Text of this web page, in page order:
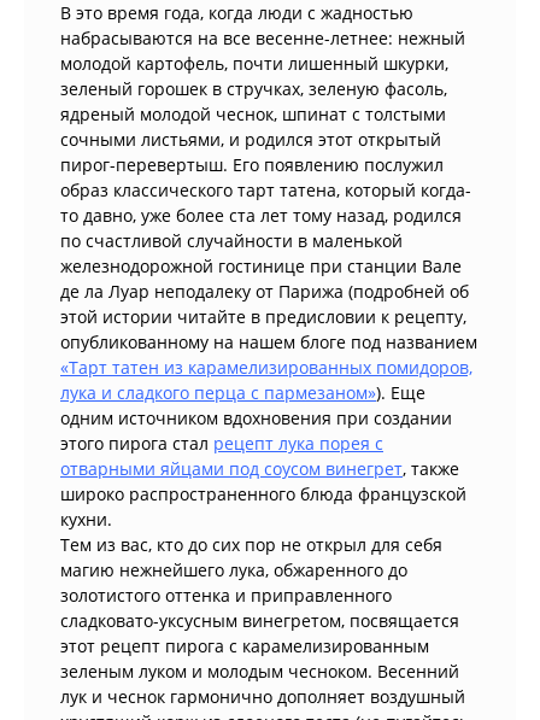
В это время года, когда люди с жадностью
набрасываются на все весенне-летнее: нежный
молодой картофель, почти лишенный шкурки,
зеленый горошек в стручках, зеленую фасоль,
ядреный молодой чеснок, шпинат с толстыми
сочными листьями, и родился этот открытый
пирог-перевертыш. Его появлению послужил
образ классического тарт татена, который когда-
то давно, уже более ста лет тому назад, родился
по счастливой случайности в маленькой
железнодорожной гостинице при станции Вале
де ла Луар неподалеку от Парижа (подробней об
этой истории читайте в предисловии к рецепту,
опубликованному на нашем блоге под названием
«Тарт татен из карамелизированных помидоров,
лука и сладкого перца с пармезаном»). Еще
одним источником вдохновения при создании
этого пирога стал рецепт лука порея с
отварными яйцами под соусом винегрет, также
широко распространенного блюда французской
кухни.
Тем из вас, кто до сих пор не открыл для себя
магию нежнейшего лука, обжаренного до
золотистого оттенка и приправленного
сладковато-уксусным винегретом, посвящается
этот рецепт пирога с карамелизированным
зеленым луком и молодым чесноком. Весенний
лук и чеснок гармонично дополняет воздушный